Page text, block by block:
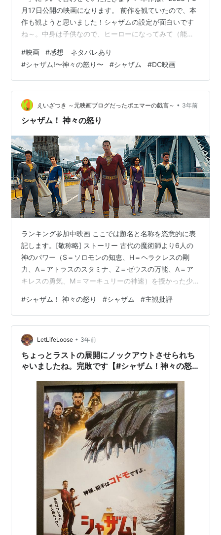
月17日公開の映画になります。 前作を観ていたので、本
作も観ようと思いました！シャザムの設定が面白いです
ね～。中身は子供なので、ヒーローになってみて（能力
かったです。 今まで観たきたヒーロー映画にない設定な
ので、面白かった印象でした。 また見たいなと思ってい
たので、続編が出てきて嬉しかったです😊 ↓前作になり
ます。 シャザム!(吹替版) 観た感想としまして、前作と変
わらない面白さ！ 前作同様に見た目は大人だが、中身は
子供という設定がより出…
#映画 #感想 ネタバレあり
#シャザム!〜神々の怒り〜 #シャザム #DC映画
えいざつき ～元映画ブログだったポエマーの戯言～ • 3年前
シャザム！ 神々の怒り
ランキング参加中映画 ここでは題名と名称を恣意的に表
記します。[敬称略] ストーリー 古代の魔術師より6人の
神のパワー（S＝ソロモンの知恵、H＝ヘラクレスの剛
力、A＝アトラスのスタミナ、Z＝ゼウスの万能、A＝ア
キレスの勇気、M＝マーキュリーの神速）を授かった少
（S.H.A.Z.A.M！）」と唱えると、超絶マッチョな最強ヒ
ーローのシャザムに変身する。しかし、見た目は大人で
も中身は子ども、ヒーローとしても半人前のシャザム
は、大人の事情が理解できずに神々を怒らせてしまい、
その結果、最強の神の娘たち「恐怖の3姉妹」がペットの
ドラゴンを引き連れて地球に襲来。未曽有の危機…
#シャザム！ 神々の怒り #シャザム #主観批評
LetLifeLoose • 3年前
ちょっとラストの展開にノックアウトさせられち
ゃいましたね。完敗です【#シャザム！神々の怒